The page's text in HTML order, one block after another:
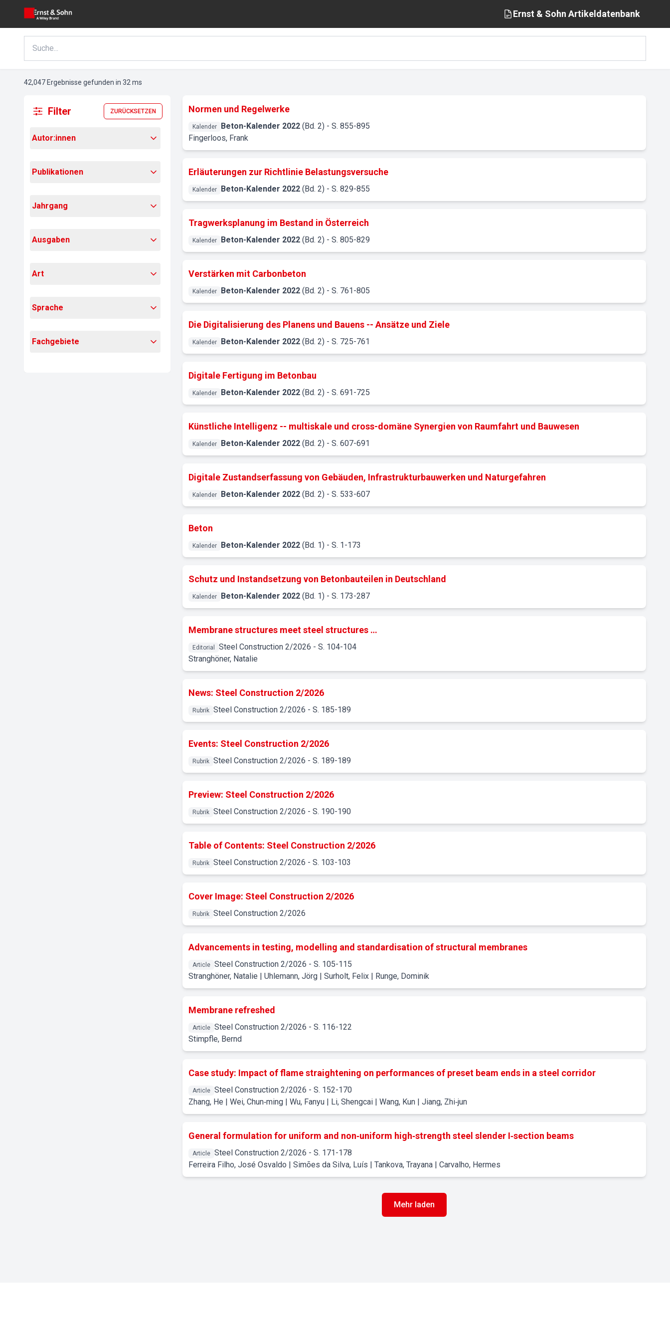
Ernst & Sohn Artikeldatenbank
42,047 Ergebnisse gefunden in 32 ms
Filter ZURÜCKSETZEN
Autor:innen
Publikationen
Jahrgang
Ausgaben
Art
Sprache
Fachgebiete
Normen und Regelwerke
Kalender Beton-Kalender 2022 (Bd. 2) - S. 855-895
Fingerloos, Frank
Erläuterungen zur Richtlinie Belastungsversuche
Kalender Beton-Kalender 2022 (Bd. 2) - S. 829-855
Tragwerksplanung im Bestand in Österreich
Kalender Beton-Kalender 2022 (Bd. 2) - S. 805-829
Verstärken mit Carbonbeton
Kalender Beton-Kalender 2022 (Bd. 2) - S. 761-805
Die Digitalisierung des Planens und Bauens -- Ansätze und Ziele
Kalender Beton-Kalender 2022 (Bd. 2) - S. 725-761
Digitale Fertigung im Betonbau
Kalender Beton-Kalender 2022 (Bd. 2) - S. 691-725
Künstliche Intelligenz -- multiskale und cross-domäne Synergien von Raumfahrt und Bauwesen
Kalender Beton-Kalender 2022 (Bd. 2) - S. 607-691
Digitale Zustandserfassung von Gebäuden, Infrastrukturbauwerken und Naturgefahren
Kalender Beton-Kalender 2022 (Bd. 2) - S. 533-607
Beton
Kalender Beton-Kalender 2022 (Bd. 1) - S. 1-173
Schutz und Instandsetzung von Betonbauteilen in Deutschland
Kalender Beton-Kalender 2022 (Bd. 1) - S. 173-287
Membrane structures meet steel structures …
Editorial Steel Construction 2/2026 - S. 104-104
Stranghöner, Natalie
News: Steel Construction 2/2026
Rubrik Steel Construction 2/2026 - S. 185-189
Events: Steel Construction 2/2026
Rubrik Steel Construction 2/2026 - S. 189-189
Preview: Steel Construction 2/2026
Rubrik Steel Construction 2/2026 - S. 190-190
Table of Contents: Steel Construction 2/2026
Rubrik Steel Construction 2/2026 - S. 103-103
Cover Image: Steel Construction 2/2026
Rubrik Steel Construction 2/2026
Advancements in testing, modelling and standardisation of structural membranes
Article Steel Construction 2/2026 - S. 105-115
Stranghöner, Natalie | Uhlemann, Jörg | Surholt, Felix | Runge, Dominik
Membrane refreshed
Article Steel Construction 2/2026 - S. 116-122
Stimpfle, Bernd
Case study: Impact of flame straightening on performances of preset beam ends in a steel corridor
Article Steel Construction 2/2026 - S. 152-170
Zhang, He | Wei, Chun‐ming | Wu, Fanyu | Li, Shengcai | Wang, Kun | Jiang, Zhi‐jun
General formulation for uniform and non‐uniform high‐strength steel slender I‐section beams
Article Steel Construction 2/2026 - S. 171-178
Ferreira Filho, José Osvaldo | Simões da Silva, Luís | Tankova, Trayana | Carvalho, Hermes
Mehr laden